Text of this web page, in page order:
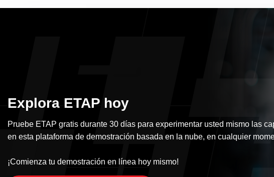
Explora ETAP hoy
Pruebe ETAP gratis durante 30 días para experimentar usted mismo las
en esta plataforma de demostración basada en la nube, en cualquier
¡Comienza tu demostración en línea hoy mismo!